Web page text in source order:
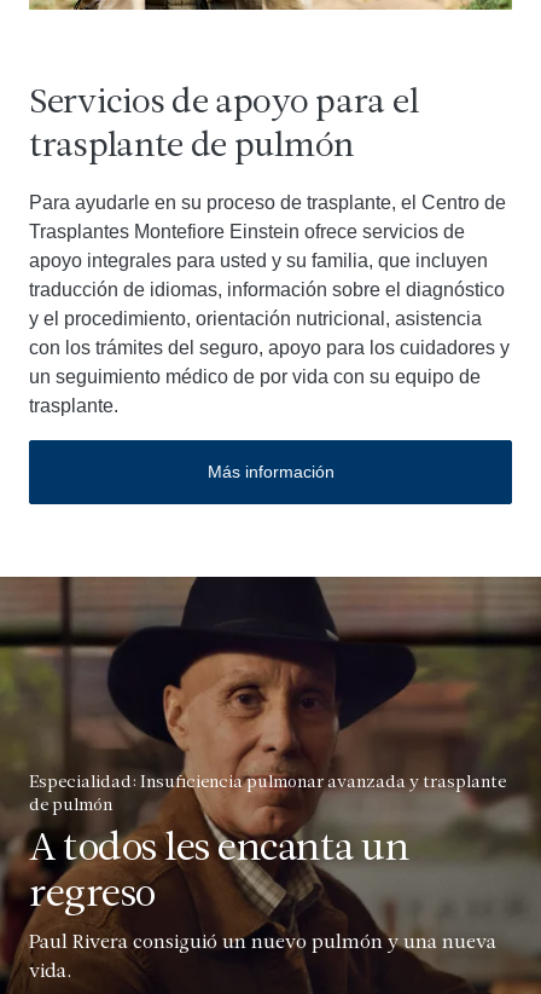
Servicios de apoyo para el
trasplante de pulmón
Para ayudarle en su proceso de trasplante, el Centro de
Trasplantes Montefiore Einstein ofrece servicios de
apoyo integrales para usted y su familia, que incluyen
traducción de idiomas, información sobre el diagnóstico
y el procedimiento, orientación nutricional, asistencia
con los trámites del seguro, apoyo para los cuidadores y
un seguimiento médico de por vida con su equipo de
trasplante.
Más información
Especialidad: Insuficiencia pulmonar avanzada y trasplante
de pulmón
A todos les encanta un
regreso
Paul Rivera consiguió un nuevo pulmón y una nueva
vida.